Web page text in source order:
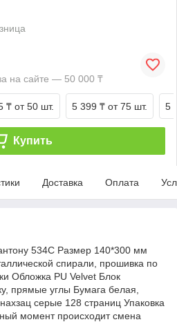
на сайте — 50 000 ₸
₸ от 50 шт. 5 399 ₸ от 75 шт. 5
Купить
Доставка Оплата
534C Размер 140*300 мм
спирали, прошивка по
Обложка PU Velvet Блок
прямые углы Бумага белая,
серые 128 страниц Упаковка
момент происходит смена